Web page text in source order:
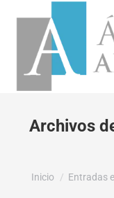
Archivos
Estás aquí:
Inicio Entradas